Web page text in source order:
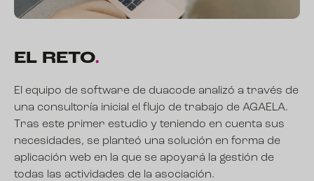
EL RETO.
El equipo de software de duacode analizó a través de
una consultoría inicial el flujo de trabajo de AGAELA.
Tras este primer estudio y teniendo en cuenta sus
necesidades, se planteó una solución en forma de
aplicación web en la que se apoyará la gestión de
todas las actividades de la asociación.